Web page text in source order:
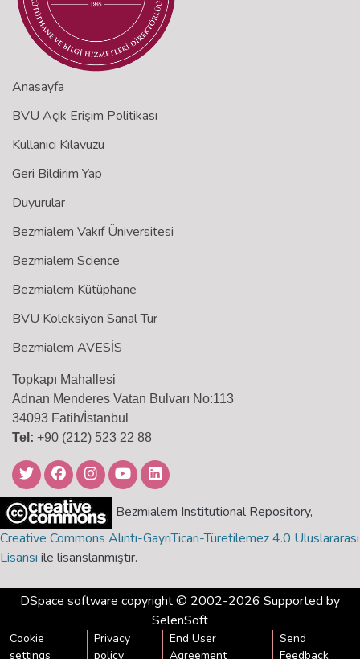
Anasayfa
BVU Açık Erişim Politikası
Kullanıcı Kılavuzu
Geri Bildirim Yap
Duyurular
Bezmialem Vakıf Üniversitesi
Bezmialem Science
Bezmialem Kütüphane
BVU Koleksiyon Sanal Tur
Bezmialem AVESİS
Topkapı Mahallesi
Adnan Menderes Vatan Bulvarı No:113
34093 Fatih/İstanbul
Tel: +90 (212) 523 22 88
Bezmialem Institutional Repository,
Creative Commons Alıntı-GayriTicari-Türetilemez 4.0 Uluslararası
Lisansı ile lisanslanmıştır.
DSpace software copyright © 2002-2026 Supported by
SelenSoft
Cookie
settings
Privacy
policy
End User
Agreement
Send
Feedback